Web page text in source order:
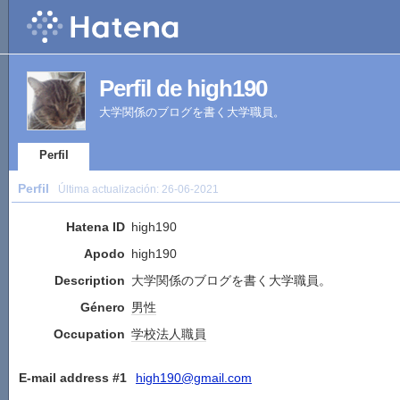
Perfil de high190
大学関係のブログを書く大学職員。
Perfil
Perfil Última actualización: 26-06-2021
Hatena ID high190
Apodo high190
Description 大学関係のブログを書く大学職員。
Género 男性
Occupation 学校法人職員
E-mail address #1 high190@gmail.com